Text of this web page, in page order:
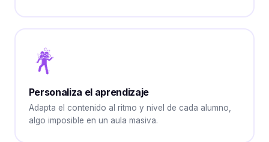
Personaliza el aprendizaje
Adapta el contenido al ritmo y nivel de cada alumno,
algo imposible en un aula masiva.